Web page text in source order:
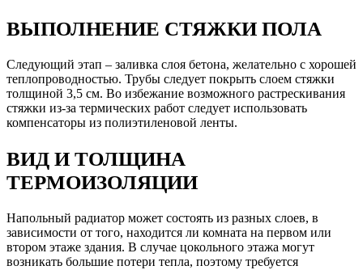
ВЫПОЛНЕНИЕ СТЯЖКИ ПОЛА
Следующий этап – заливка слоя бетона, желательно с хорошей
теплопроводностью. Трубы следует покрыть слоем стяжки
толщиной 3,5 см. Во избежание возможного растрескивания
стяжки из-за термических работ следует использовать
компенсаторы из полиэтиленовой ленты.
ВИД И ТОЛЩИНА
ТЕРМОИЗОЛЯЦИИ
Напольный радиатор может состоять из разных слоев, в
зависимости от того, находится ли комната на первом или
втором этаже здания. В случае цокольного этажа могут
возникать большие потери тепла, поэтому требуется